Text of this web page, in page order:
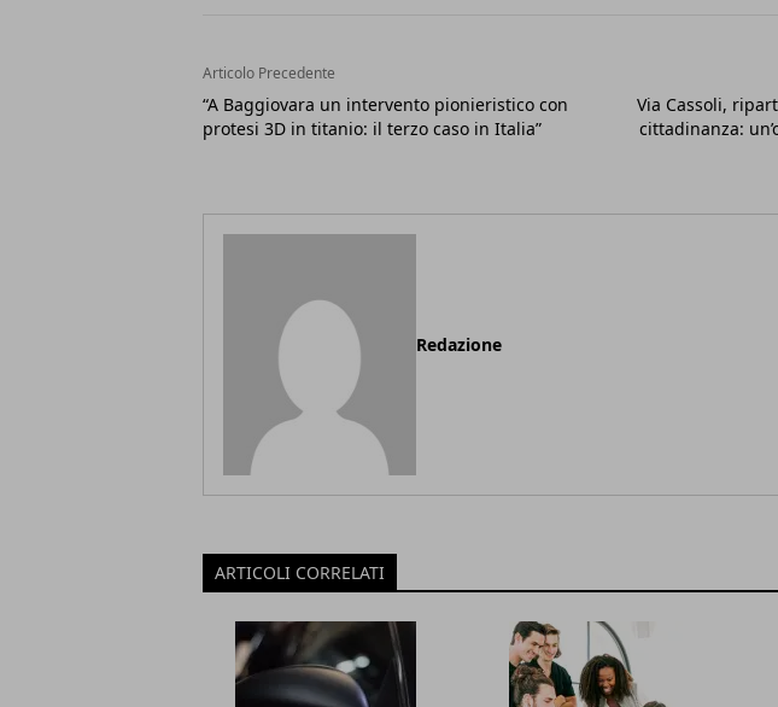
Articolo Precedente
“A Baggiovara un intervento pionieristico con
protesi 3D in titanio: il terzo caso in Italia”
Via Cassoli,
cittadinanza:
Redazione
ARTICOLI CORRELATI